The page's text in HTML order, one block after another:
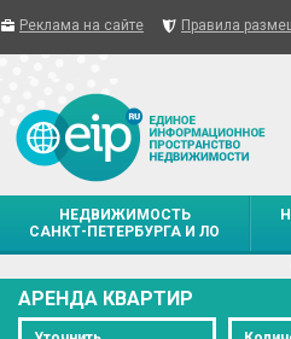
Реклама на сайте Правила
НЕДВИЖИМОСТЬ
САНКТ-ПЕТЕРБУРГА И ЛО
АРЕНДА КВАРТИР